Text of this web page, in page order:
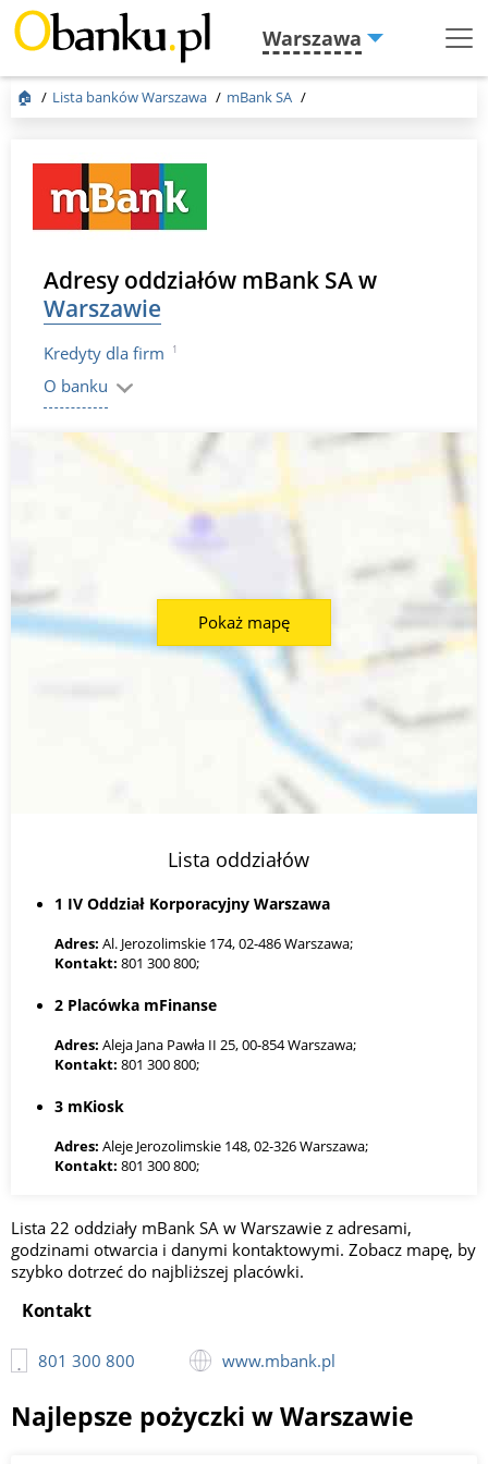
Warszawa
Menu
🏠 Lista banków Warszawa mBank SA
Adresy oddziałów mBank SA w
Warszawie
Kredyty dla firm 1
O banku
Lista oddziałów
1 IV Oddział Korporacyjny Warszawa
Adres: Al. Jerozolimskie 174, 02-486 Warszawa;
Kontakt: 801 300 800;
2 Placówka mFinanse
Adres: Aleja Jana Pawła II 25, 00-854 Warszawa;
Kontakt: 801 300 800;
3 mKiosk
Adres: Aleje Jerozolimskie 148, 02-326 Warszawa;
Kontakt: 801 300 800;
Adres:Aleje Jerozolimskie 179, 02-222 Warszawa;
Kontakt:801 300 800;
5 Placówka mFinanse
Aleje Jerozolimskie 94, 00-807 Warszawa;
Kontakt:801 300 800;
6 CUF Warszawa 18
Pokaż mapę
Lista 22 oddziały mBank SA w Warszawie z adresami,
godzinami otwarcia i danymi kontaktowymi. Zobacz mapę, by
szybko dotrzeć do najbliższej placówki.
Kontakt
801 300 800 www.mbank.pl
Najlepsze pożyczki w Warszawie